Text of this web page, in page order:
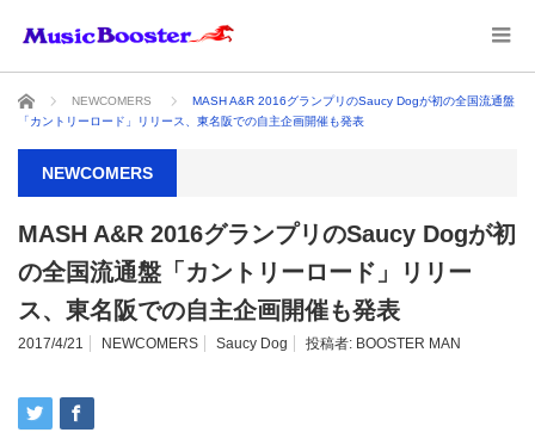
ホーム NEWCOMERS
MASH A&R 2016グランプリのSaucy Dogが初の全国流通盤
「カントリーロード」リリース、東名阪での自主企画開催も発表
NEWCOMERS
MASH A&R 2016グランプリのSaucy Dogが初
の全国流通盤「カントリーロード」リリー
ス、東名阪での自主企画開催も発表
2017/4/21 NEWCOMERS Saucy Dog 投稿者: BOOSTER MAN